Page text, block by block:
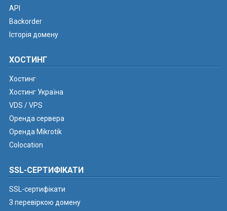
API
Backorder
Історія домену
ХОСТИНГ
Хостинг
Хостинг Україна
VDS / VPS
Оренда сервера
Оренда Mikrotik
Colocation
SSL-СЕРТИФІКАТИ
SSL-сертифікати
З перевіркою домену